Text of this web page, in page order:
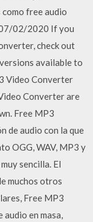
free audio
02/2020 If you
check out
available to
Video Converter
Converter are
Free MP3
de audio con la que
OGG, WAV, MP3 y
sencilla. El
muchos otros
Free MP3
en masa,